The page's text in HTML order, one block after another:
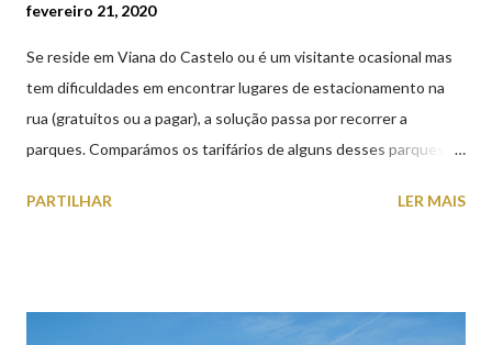
fevereiro 21, 2020
Se reside em Viana do Castelo ou é um visitante ocasional mas
tem dificuldades em encontrar lugares de estacionamento na
rua (gratuitos ou a pagar), a solução passa por recorrer a
parques. Comparámos os tarifários de alguns desses parques de
subterrâneos) perto do centro da cidade (entenda-se por
subterrâneos. O Parque da Estação Viana Shopping é grátis de
PARTILHAR LER MAIS